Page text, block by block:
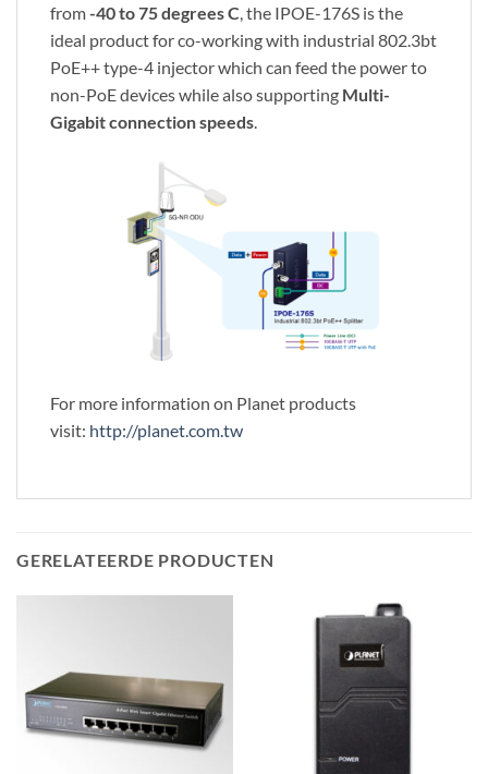
from-40 to 75 degrees C, the IPOE-176S is the
ideal product for co-working with industrial 802.3bt
PoE++ type-4 injector which can feed the power to
non-PoE devices while also supporting Multi-
Gigabit connection speeds.
For more information on Planet products
visit: http://planet.com.tw
GERELATEERDE PRODUCTEN